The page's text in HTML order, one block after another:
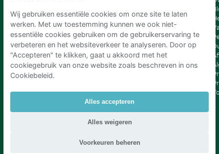
Spaans
Frankrijk
Italiaans
Nederlands
Parkeren Amsterdam
Parkeren Den Haag|Parkeren Rotterdam
Wij gebruiken essentiële cookies om onze site te laten
werken. Met uw toestemming kunnen we ook niet-
essentiële cookies gebruiken om de gebruikerservaring te
verbeteren en het websiteverkeer te analyseren. Door op
"Accepteren" te klikken, gaat u akkoord met het
cookiegebruik van onze website zoals beschreven in ons
Cookiebeleid.
Alles accepteren
Alles weigeren
Voorkeuren beheren